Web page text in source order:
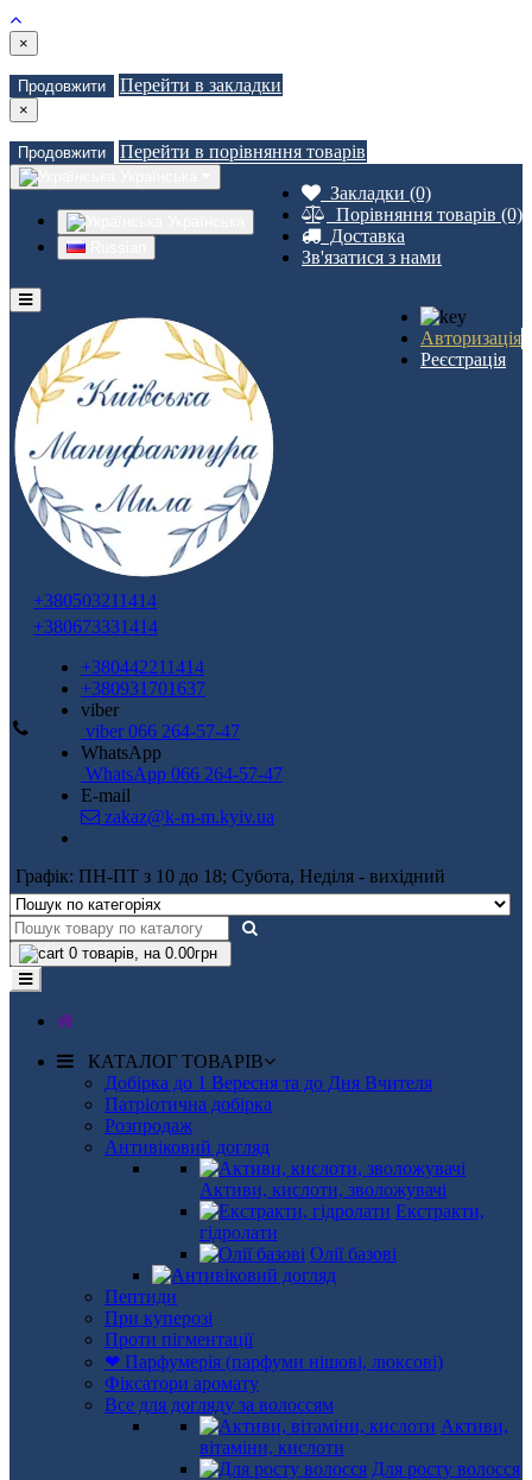
×
Продовжити Перейти в закладки
×
Продовжити Перейти в порівняння товарів
Закладки (0)
Порівняння товарів (0)
Доставка
Зв'язатися з нами
Авторизація
Реєстрація
+380503211414
+380673331414
+380442211414
+380931701637
viber
viber 066 264-57-47
WhatsApp
WhatsApp 066 264-57-47
E-mail
zakaz@k-m-m.kyiv.ua
Графік: ПН-ПТ з 10 до 18; Субота, Неділя - вихідний
0 товарів, на 0.00грн
КАТАЛОГ ТОВАРІВ
Добірка до 1 Вересня та до Дня Вчителя
Патріотична добірка
Розпродаж
Антивіковий догляд
Активи, кислоти, зволожувачі
Екстракти,
гідролати
Олії базові
Пептиди
При куперозі
Проти пігментації
❤ Парфумерія (парфуми нішові, люксові)
Фіксатори аромату
Все для догляду за волоссям
Активи,
вітаміни, кислоти
Для росту волосся